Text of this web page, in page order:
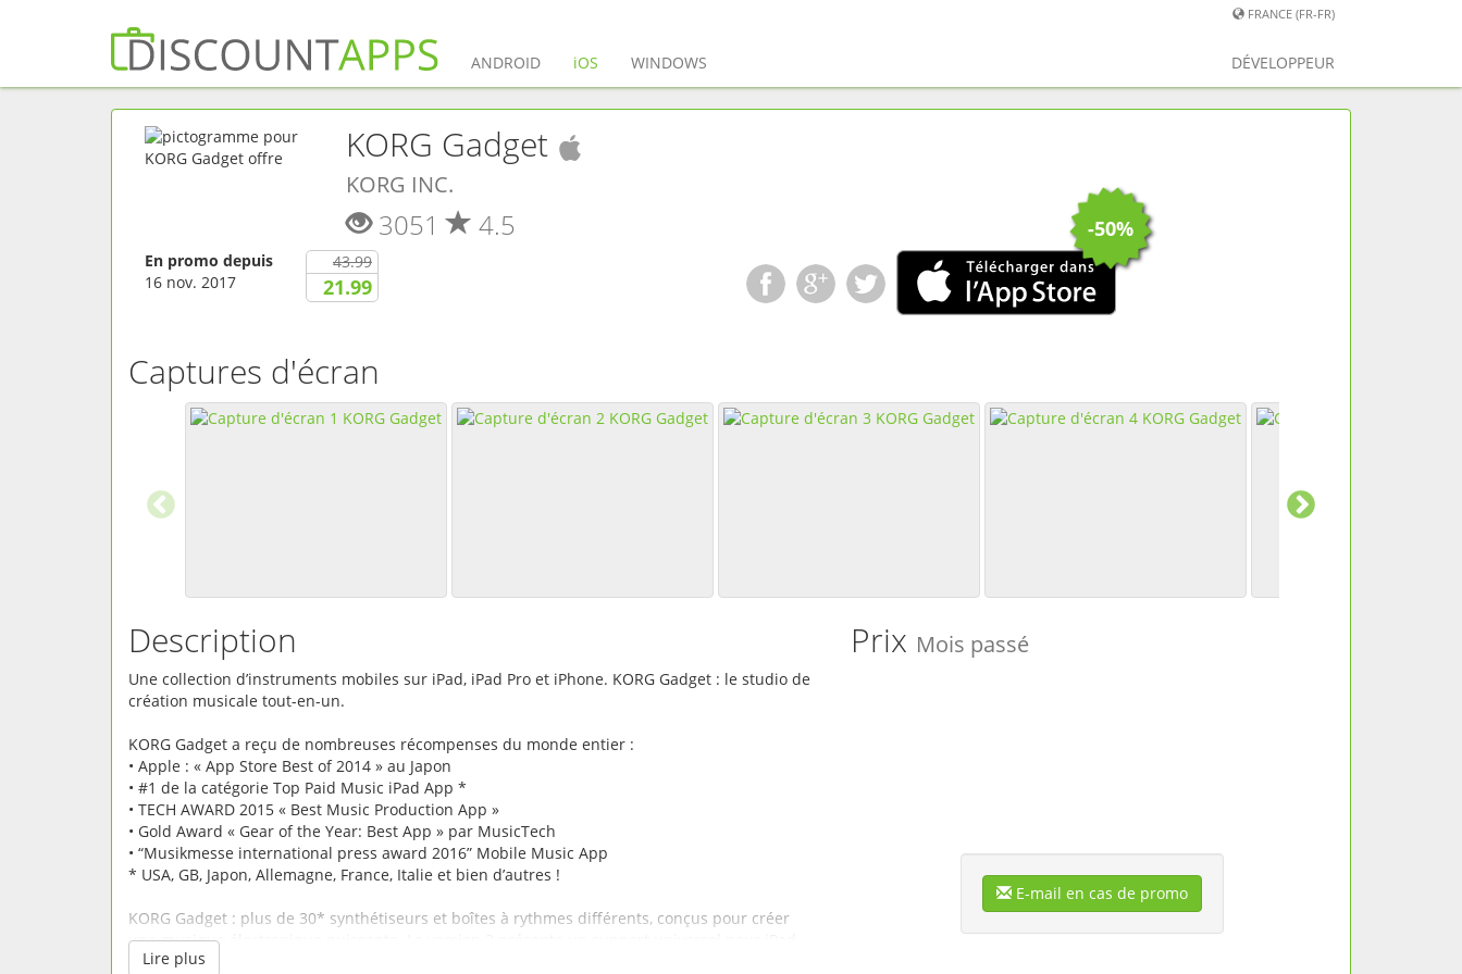
FRANCE (FR-FR)
ANDROID iOS (actuel)WINDOWS DÉVELOPPEUR
KORG Gadget
KORG INC.
3051 4.5
En promo depuis
16 nov. 2017
43.99
21.99
-50%
Captures d'écran
Description
Une collection d’instruments mobiles sur iPad, iPad Pro et iPhone. KORG Gadget : le studio de
création musicale tout-en-un.
KORG Gadget a reçu de nombreuses récompenses du monde entier :
• Apple : « App Store Best of 2014 » au Japon
• #1 de la catégorie Top Paid Music iPad App *
• TECH AWARD 2015 « Best Music Production App »
• Gold Award « Gear of the Year: Best App » par MusicTech
• “Musikmesse international press award 2016” Mobile Music App
* USA, GB, Japon, Allemagne, France, Italie et bien d’autres !
KORG Gadget : plus de 30* synthétiseurs et boîtes à rythmes différents, conçus pour créer
une musique électronique puissante. La version 2 présente un support universel pour iPad,
iPad Pro et iPhone. L’attention que KORG a portée sur ses instruments pendant plus de 50
Lire plus
Prix Mois passé
E-mail en cas de promo